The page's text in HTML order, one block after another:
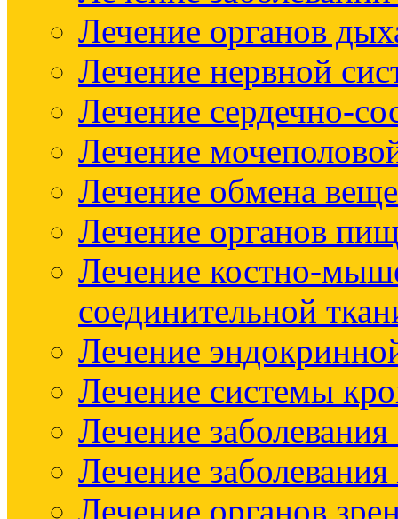
Лечение органов
Лечение нервной
Лечение сердечно-
Лечение
Лечение обмена
Лечение органов
Лечение костно-
соединительной
Лечение
Лечение системы
Лечение
Лечение
Лечение органов